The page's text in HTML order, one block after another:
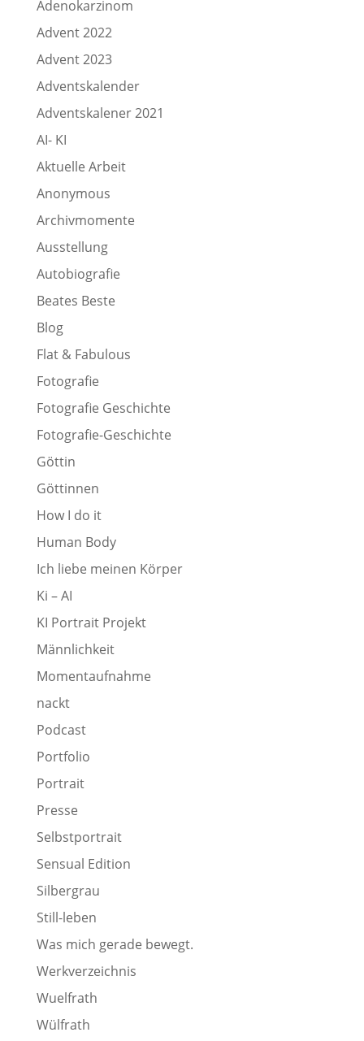
Adenokarzinom
Advent 2022
Advent 2023
Adventskalender
Adventskalener 2021
AI- KI
Aktuelle Arbeit
Anonymous
Archivmomente
Ausstellung
Autobiografie
Beates Beste
Blog
Flat & Fabulous
Fotografie
Fotografie Geschichte
Fotografie-Geschichte
Göttin
Göttinnen
How I do it
Human Body
Ich liebe meinen Körper
Ki – AI
KI Portrait Projekt
Männlichkeit
Momentaufnahme
nackt
Podcast
Portfolio
Portrait
Presse
Selbstportrait
Sensual Edition
Silbergrau
Still-leben
Was mich gerade bewegt.
Werkverzeichnis
Wuelfrath
Wülfrath